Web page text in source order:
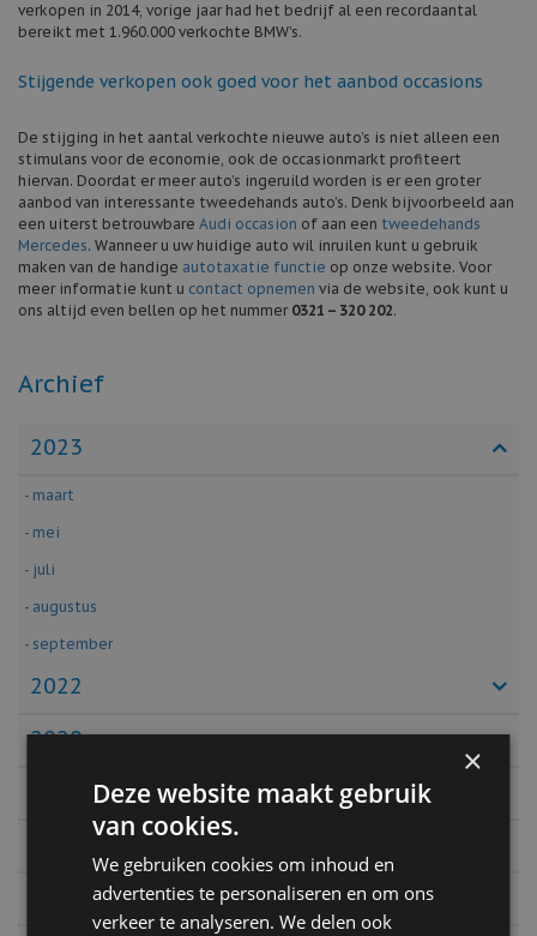
verkopen in 2014, vorige jaar had het bedrijf al een recordaantal
bereikt met 1.960.000 verkochte BMW’s.
Stijgende verkopen ook goed voor het aanbod occasions
De stijging in het aantal verkochte nieuwe auto’s is niet alleen een
stimulans voor de economie, ook de occasionmarkt profiteert
hiervan. Doordat er meer auto’s ingeruild worden is er een groter
aanbod van interessante tweedehands auto’s. Denk bijvoorbeeld aan
een uiterst betrouwbare Audi occasion of aan een tweedehands
Mercedes. Wanneer u uw huidige auto wil inruilen kunt u gebruik
maken van de handige autotaxatie functie op onze website. Voor
meer informatie kunt u contact opnemen via de website, ook kunt u
ons altijd even bellen op het nummer 0321 – 320 202.
Archief
2023
- maart
- mei
- juli
- augustus
- september
2022
2020
×
Deze website maakt gebruik
van cookies.
We gebruiken cookies om inhoud en
advertenties te personaliseren en om ons
verkeer te analyseren. We delen ook